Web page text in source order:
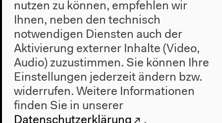
nutzen zu können, empfehlen wir
Ihnen, neben den technisch
notwendigen Diensten auch der
Aktivierung externer Inhalte (Video,
Audio) zuzustimmen. Sie können Ihre
Einstellungen jederzeit ändern bzw.
widerrufen. Weitere Informationen
finden Sie in unserer